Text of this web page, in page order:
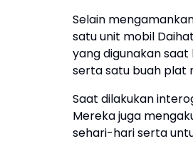
Selain
satu unit mobil
yang digunakan
serta satu buah plat
Saat dilakukan
Mereka juga
sehari-hari serta